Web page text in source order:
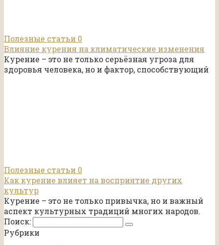
Полезные статьи 0
Влияние курения на климатические изменения
Курение – это не только серьёзная угроза для
здоровья человека, но и фактор, способствующий
Полезные статьи 0
Как курение влияет на восприятие других
культур
Курение – это не только привычка, но и важный
аспект культурных традиций многих народов.
Поиск:
Рубрики